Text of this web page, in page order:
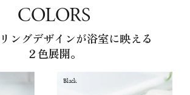
COLORS
ングデザインが浴室に映える
２色展開。
Black